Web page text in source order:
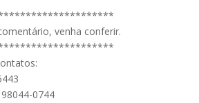
venha conferir.
0744